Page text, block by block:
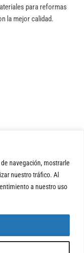
navegación, mostrarle
nuestro tráfico. Al
a nuestro uso
para reformas
la mejor calidad.
De
Accesibilidad